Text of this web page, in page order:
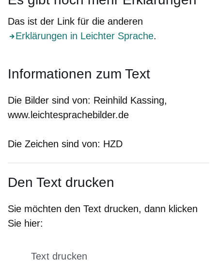
Das ist der Link für die anderen
Erklärungen in Leichter Sprache.
Informationen zum Text
Die Bilder sind von: Reinhild Kassing,
www.leichtesprachebilder.de
Die Zeichen sind von: HZD
Den Text drucken
Sie möchten den Text drucken, dann klicken
Sie hier:
Text drucken